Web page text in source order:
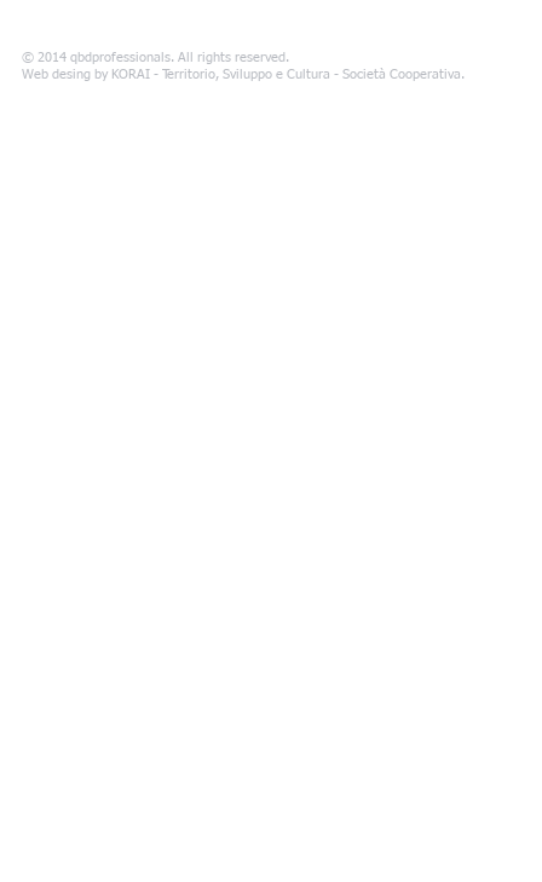
© 2014 qbdprofessionals. All rights reserved.
Web desing by ​KORAI - Territorio, Sviluppo e Cultura - Società Cooperativa.